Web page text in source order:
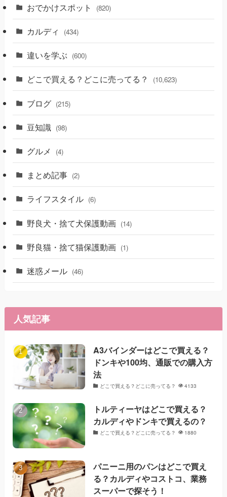
おでかけスポット (820)
カルディ (434)
違いを学ぶ (600)
どこで買える？どこに売ってる？ (10,623)
ブログ (215)
豆知識 (98)
グルメ (4)
まとめ記事 (2)
ライフスタイル (6)
野良犬・捨て犬保護動画 (14)
野良猫・捨て猫保護動画 (1)
迷惑メール (46)
人気記事
A3バインダーはどこで買える？
ドンキや100均、通販での購入方
法
どこで買える？どこに売ってる？ 4133
トルティーヤはどこで買える？
カルディやドンキで買えるの？
どこで買える？どこに売ってる？ 1880
パニーニ用のパンはどこで買え
る？カルディやコストコ、業務
スーパーで探そう！